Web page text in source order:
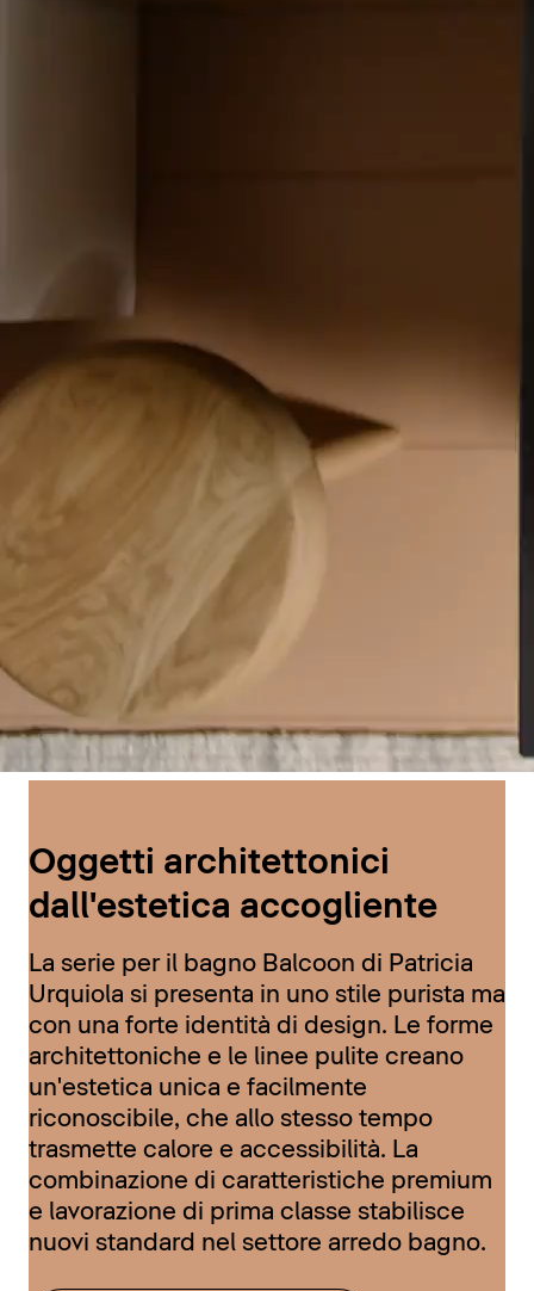
Oggetti architettonici
dall'estetica accogliente
La serie per il bagno Balcoon di Patricia
Urquiola si presenta in uno stile purista ma
con una forte identità di design. Le forme
architettoniche e le linee pulite creano
un'estetica unica e facilmente
riconoscibile, che allo stesso tempo
trasmette calore e accessibilità. La
combinazione di caratteristiche premium
e lavorazione di prima classe stabilisce
nuovi standard nel settore arredo bagno.